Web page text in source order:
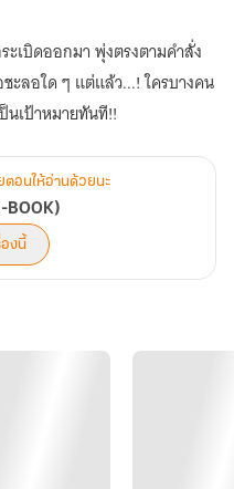
ะเบิดออกมา พุ่งตรงตามคำสั่ง
ะลอใด ๆ แต่แล้ว...! ใครบางคน
ตอนให้อ่านด้วยนะ
งนี้